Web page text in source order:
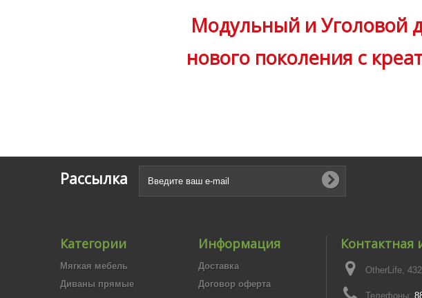
Модульный и Уголовой
нового поколения с
Рассылка
Категории
Мягкая мебель
Диваны прямые
Информация
Доставка
Договор оферта
OtherLife,
Телефоны: